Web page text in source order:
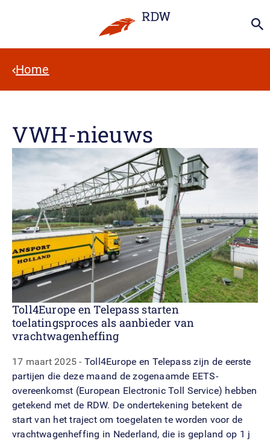
Home
VWH-nieuws
Toll4Europe en Telepass starten
toelatingsproces als aanbieder van
vrachtwagenheffing
17 maart 2025
Toll4Europe en Telepass zijn de eerste
partijen die deze maand de zogenaamde EETS-
overeenkomst (European Electronic Toll Service) hebben
getekend met de RDW. De ondertekening betekent de
start van het traject om toegelaten te worden voor de
vrachtwagenheffing in Nederland, die is gepland op 1 j